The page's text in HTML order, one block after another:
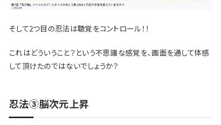
そして2つ目の忍法は聴覚をコントロール！！
これはどういうこと？という不思議な感覚を、画面を通して体感
して頂けたのではないでしょうか？
忍法③脳次元上昇